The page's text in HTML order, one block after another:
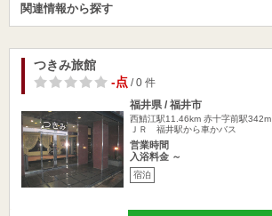
関連情報から探す
つきみ旅館
-点/ 0 件
福井県 / 福井市
西鯖江駅11.46km 赤十字前駅342m
ＪＲ 福井駅から車かバス
営業時間
入浴料金 ～
宿泊